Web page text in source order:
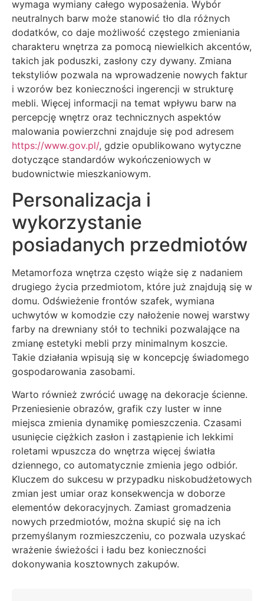
wymaga wymiany całego wyposażenia. Wybór
neutralnych barw może stanowić tło dla różnych
dodatków, co daje możliwość częstego zmieniania
charakteru wnętrza za pomocą niewielkich akcentów,
takich jak poduszki, zasłony czy dywany. Zmiana
tekstyliów pozwala na wprowadzenie nowych faktur
i wzorów bez konieczności ingerencji w strukturę
mebli. Więcej informacji na temat wpływu barw na
percepcję wnętrz oraz technicznych aspektów
malowania powierzchni znajduje się pod adresem
https://www.gov.pl/, gdzie opublikowano wytyczne
dotyczące standardów wykończeniowych w
budownictwie mieszkaniowym.
Personalizacja i
wykorzystanie
posiadanych przedmiotów
Metamorfoza wnętrza często wiąże się z nadaniem
drugiego życia przedmiotom, które już znajdują się w
domu. Odświeżenie frontów szafek, wymiana
uchwytów w komodzie czy nałożenie nowej warstwy
farby na drewniany stół to techniki pozwalające na
zmianę estetyki mebli przy minimalnym koszcie.
Takie działania wpisują się w koncepcję świadomego
gospodarowania zasobami.
Warto również zwrócić uwagę na dekoracje ścienne.
Przeniesienie obrazów, grafik czy luster w inne
miejsca zmienia dynamikę pomieszczenia. Czasami
usunięcie ciężkich zasłon i zastąpienie ich lekkimi
roletami wpuszcza do wnętrza więcej światła
dziennego, co automatycznie zmienia jego odbiór.
Kluczem do sukcesu w przypadku niskobudżetowych
zmian jest umiar oraz konsekwencja w doborze
elementów dekoracyjnych. Zamiast gromadzenia
nowych przedmiotów, można skupić się na ich
przemyślanym rozmieszczeniu, co pozwala uzyskać
wrażenie świeżości i ładu bez konieczności
dokonywania kosztownych zakupów.